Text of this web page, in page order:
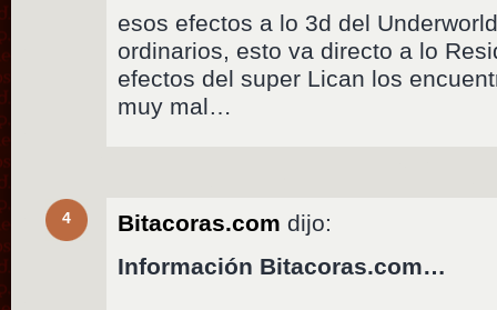
esos efectos a lo 3d del
ordinarios, esto va directo a lo
efectos del super Lican los
muy mal…
4 Bitacoras.com dijo:
Información Bitacoras.com…